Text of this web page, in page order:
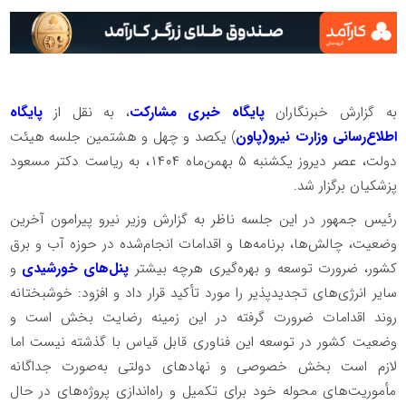
به گزارش خبرنگارانپایگاه خبری مشارکت، به نقل ازپایگاه
اطلاع‌رسانی وزارت نیرو(پاون) یکصد و چهل و هشتمین جلسه هیئت
دولت، عصر دیروز یکشنبه ۵ بهمن‌ماه ۱۴۰۴، به ریاست دکتر مسعود
پزشکیان برگزار شد.
رئیس جمهور در این جلسه ناظر به گزارش وزیر نیرو پیرامون آخرین
وضعیت، چالش‌ها، برنامه‌ها و اقدامات انجام‌شده در حوزه آب و برق
کشور، ضرورت توسعه و بهره‌گیری هرچه بیشتر پنل‌های خورشیدی و
سایر انرژی‌های تجدیدپذیر را مورد تأکید قرار داد و افزود‌: خوشبختانه
روند اقدامات ضرورت گرفته در این زمینه رضایت بخش است و
وضعیت کشور در توسعه این فناوری قابل قیاس با گذشته نیست اما
لازم است بخش خصوصی و نهادهای دولتی به‌صورت جداگانه
مأموریت‌های محوله خود برای تکمیل و راه‌اندازی پروژه‌های در حال